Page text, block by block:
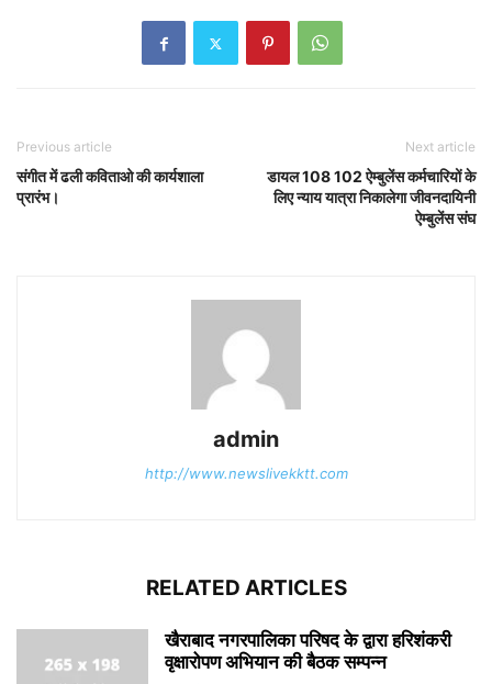
Previous article
संगीत में ढली कविताओ की कार्यशाला
प्रारंभ।
Next article
डायल 108 102 ऐम्बुलेंस कर्मचारियों के
लिए न्याय यात्रा निकालेगा जीवनदायिनी
ऐम्बुलेंस संघ
admin
http://www.newslivekktt.com
RELATED ARTICLES
खैराबाद नगरपालिका परिषद के द्वारा हरिशंकरी
वृक्षारोपण अभियान की बैठक सम्पन्न